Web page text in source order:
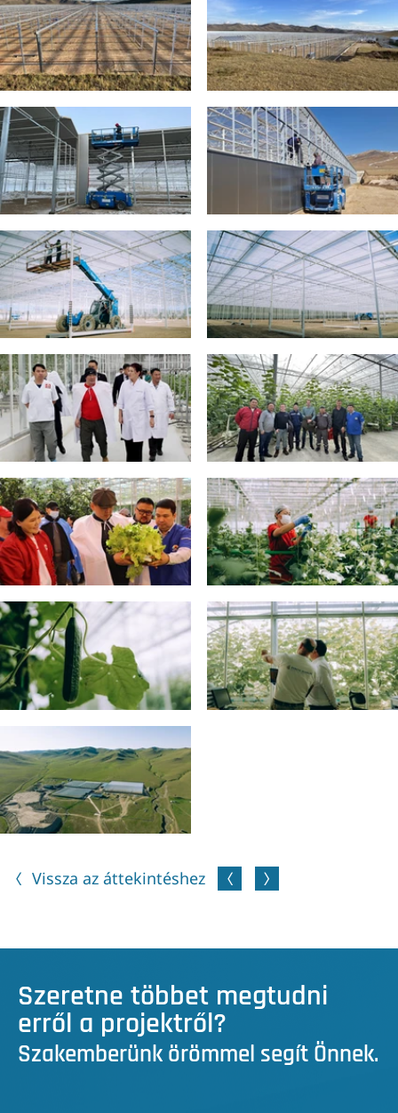
Vissza az áttekintéshez
Szeretne többet megtudni
erről a projektről?
Szakemberünk örömmel segít Önnek.